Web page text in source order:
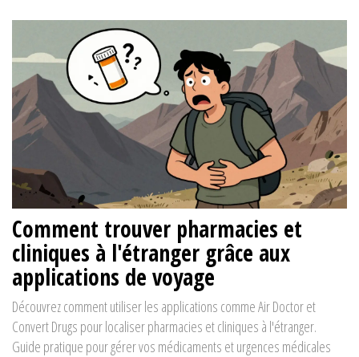
Comment trouver pharmacies et
cliniques à l'étranger grâce aux
applications de voyage
Découvrez comment utiliser les applications comme Air Doctor et
Convert Drugs pour localiser pharmacies et cliniques à l'étranger.
Guide pratique pour gérer vos médicaments et urgences médicales